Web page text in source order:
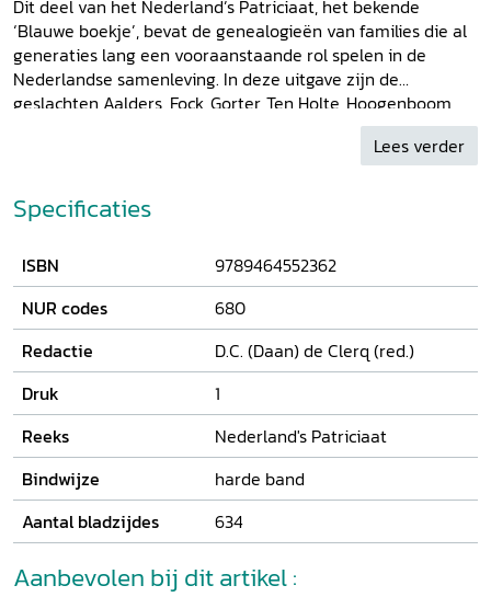
Dit deel van het Nederland’s Patriciaat, het bekende
‘Blauwe boekje’, bevat de genealogieën van families die al
generaties lang een vooraanstaande rol spelen in de
Nederlandse samenleving. In deze uitgave zijn de
geslachten Aalders, Fock, Gorter, Ten Holte, Hoogenboom,
Jordaan, Juijnboll, Lely, Van Schreven en Voûte opgenomen.
Lees verder
Specificaties
ISBN
9789464552362
NUR codes
680
Redactie
D.C. (Daan) de Clerq (red.)
Druk
1
Reeks
Nederland's Patriciaat
Bindwijze
harde band
Aantal bladzijdes
634
Aanbevolen bij dit artikel :